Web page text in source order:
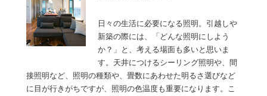
日々の生活に必要になる照明。引越しや
新築の際には、「どんな照明にしよう
か？」と、考える場面も多いと思いま
す。天井につけるシーリング照明や、間
接照明など、照明の種類や、畳数にあわせた明るさ選びなど
に目が行きがちですが、照明の色温度も重要になります。こ